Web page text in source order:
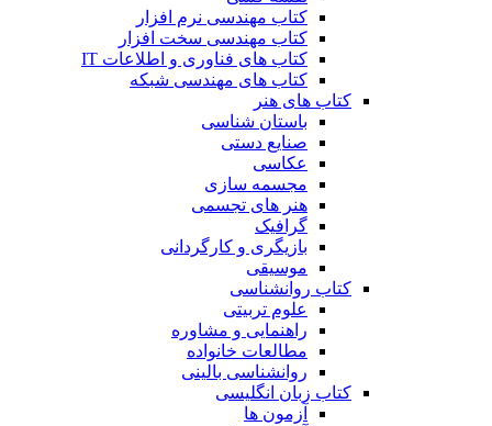
کتاب مهندسی نرم افزار
کتاب مهندسی سخت افزار
کتاب های فناوری و اطلاعات IT
کتاب های مهندسی شبکه
کتاب های هنر
باستان شناسی
صنایع دستی
عکاسی
مجسمه سازی
هنر های تجسمی
گرافیک
بازیگری و کارگردانی
موسیقی
کتاب روانشناسی
علوم تربیتی
راهنمایی و مشاوره
مطالعات خانواده
روانشناسی بالینی
کتاب زبان انگلیسی
آزمون ها